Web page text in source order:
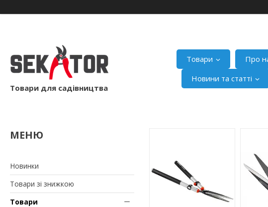
Товари для садівництва
Товари Про
Новини та статті
Новинки
Товари зі знижкою
Товари